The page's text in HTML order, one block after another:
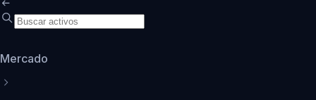
Mercado